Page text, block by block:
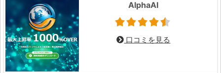
AlphaAI
口コミを見る